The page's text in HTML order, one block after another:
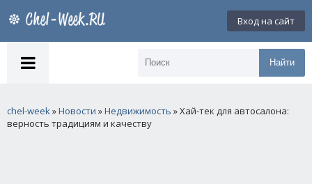
Вход на сайт
Найти
chel-week»Новости »Недвижимость » Хай-тек для автосалона:
верность традициям и качеству